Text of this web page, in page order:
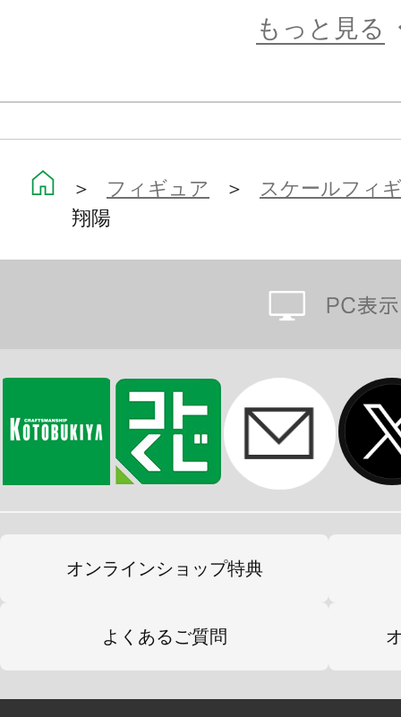
もっと見る
＞ フィギュア ＞
スケールフィ
翔陽
オンラインショップ特典
よくあるご質問